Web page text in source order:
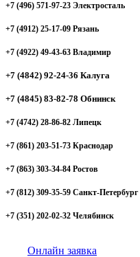
+7 (496) 571-97-23 Электросталь
+7 (4912) 25-17-09 Рязань
+7 (4922) 49-43-63 Владимир
+7 (4842) 92-24-36 Калуга
+7 (4845) 83-82-78 Обнинск
+7 (4742) 28-86-82 Липецк
+7 (861) 203-51-73 Краснодар
+7 (863) 303-34-84 Ростов
+7 (812) 309-35-59 Санкт-Петербург
+7 (351) 202-02-32 Челябинск
Онлайн заявка